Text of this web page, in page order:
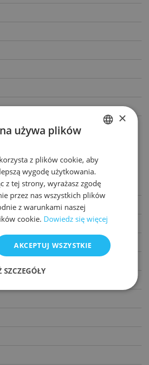
ENGLISH
×
używa plików
z plików cookie, aby
wygodę użytkowania.
z tej strony, wyrażasz zgodę
przez nas wszystkich plików
z warunkami naszej
cookie. Dowiedz się więcej
AKCEPTUJ WSZYSTKIE
SZCZEGÓŁY